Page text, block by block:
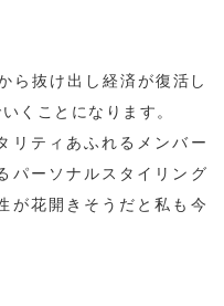
ら抜け出し経済が復活し
くことになります。
リティあふれるメンバー
パーソナルスタイリング
が花開きそうだと私も今